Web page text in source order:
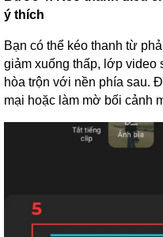
ý thích
Bạn có thể kéo thanh từ
giảm xuống thấp, lớp video
hòa trộn với nền phía sau.
mại hoặc làm mờ bối cảnh